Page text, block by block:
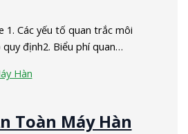
1. Các yếu tố quan trắc môi
định2. Biểu phí quan…
Toàn Máy Hàn